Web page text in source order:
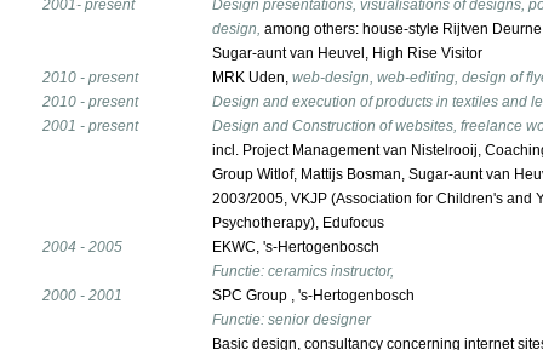
2001- present
Design presentations, visualisations of designs,
design, among others: house-style Rijtven
Sugar-aunt van Heuvel, High Rise Visitor
2010 - present
MRK Uden, web-design, web-editing, design of
2010 - present
Design and execution of products in textiles and
2001 - present
Design and Construction of websites, freelance
incl. Project Management van Nistelrooij,
Group Witlof, Mattijs Bosman, Sugar-aunt van
2003/2005, VKJP (Association for Children's and
Psychotherapy), Edufocus
2004 - 2005
EKWC, 's-Hertogenbosch
Functie: ceramics instructor,
2000 - 2001
SPC Group , 's-Hertogenbosch
Functie: senior designer
Basic design, consultancy concerning internet